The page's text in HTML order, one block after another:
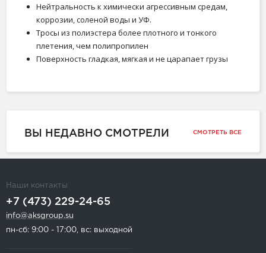
Нейтральность к химически агрессивным средам,
коррозии, соленой воды и УФ.
Тросы из полиэстера более плотного и тонкого
плетения, чем полипропилен
Поверхность гладкая, мягкая и не царапает грузы
ВЫ НЕДАВНО СМОТРЕЛИ СМОТРЕТЬ ВСЕ
Наши контакты
+7 (473) 229-24-65
info@aksgroup.su
пн-сб: 9:00 - 17:00, вс: выходной